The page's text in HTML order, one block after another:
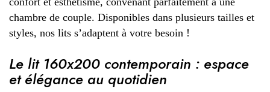
chambre de couple. Disponibles dans plusieurs tailles et
styles, nos lits s’adaptent à votre besoin !
Le lit 160x200 contemporain : espace
et élégance au quotidien